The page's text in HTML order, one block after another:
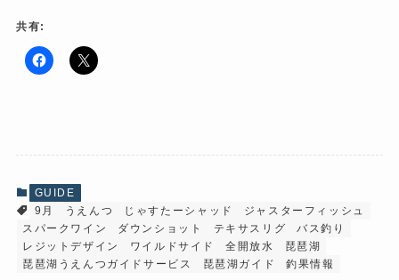
共有:
F
k
有
す
る
に
は
ク
リ
ッ
ク
で
(
新
し
い
ウ
ィ
ン
ド
GUIDE
9月
うえんつ じゃすたーシャッド
ジャスターフィッシュ
スパークワイン
ダウンショット テキサスリグ
バス釣り
レジットデザイン
ワイルドサイド 全開放水
琵琶湖
琵琶湖うえんつガイドサービス
琵琶湖ガイド 釣果情報